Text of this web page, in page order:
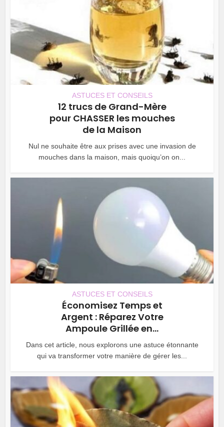
ASTUCES ET CONSEILS
12 trucs de Grand-Mère
pour CHASSER les mouches
de la Maison
Nul ne souhaite être aux prises avec une invasion de
mouches dans la maison, mais quoiqu’on on...
ASTUCES ET CONSEILS
Économisez Temps et
Argent : Réparez Votre
Ampoule Grillée en...
Dans cet article, nous explorons une astuce étonnante
qui va transformer votre manière de gérer les...